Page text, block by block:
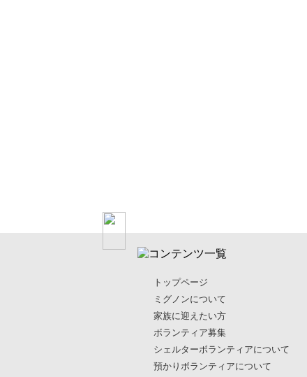
トップページ
ミグノンについて
家族に迎えたい方
ボランティア募集
シェルターボランティアについて
預かりボランティアについて